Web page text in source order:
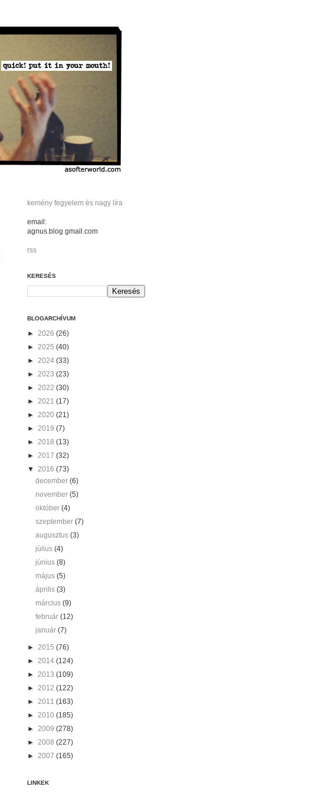
kemény fegyelem és nagy líra
email:
agnus.blog gmail.com
rss
KERESÉS
BLOGARCHÍVUM
► 2026 (26)
► 2025 (40)
► 2024 (33)
► 2023 (23)
► 2022 (30)
► 2021 (17)
► 2020 (21)
► 2019 (7)
► 2018 (13)
► 2017 (32)
▼ 2016 (73)
december(6)
november(5)
október(4)
szeptember(7)
augusztus(3)
július(4)
június(8)
május(5)
április(3)
március(9)
február(12)
január(7)
► 2015 (76)
► 2014 (124)
► 2013 (109)
► 2012 (122)
► 2011 (163)
► 2010 (185)
► 2009 (278)
► 2008 (227)
► 2007 (165)
LINKEK